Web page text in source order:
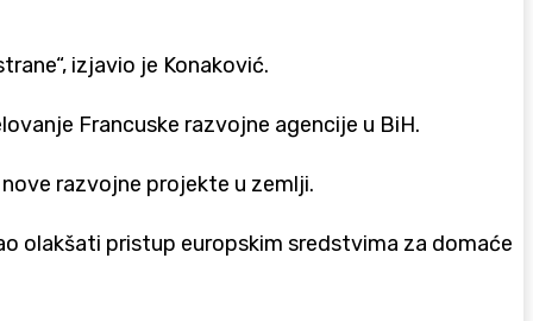
izjavio je Konaković.
Francuske razvojne agencije u BiH.
razvojne projekte u zemlji.
olakšati pristup europskim sredstvima za domaće